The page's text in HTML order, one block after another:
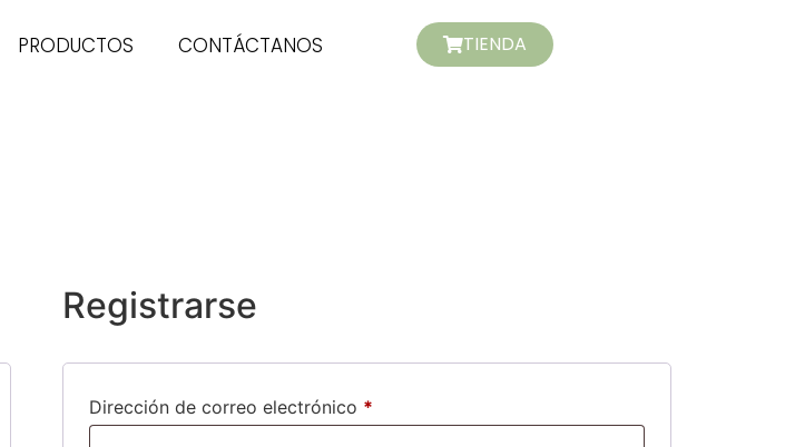
PRODUCTOS CONTÁCTANOS TIENDA
Registrarse
Dirección de correo electrónico *